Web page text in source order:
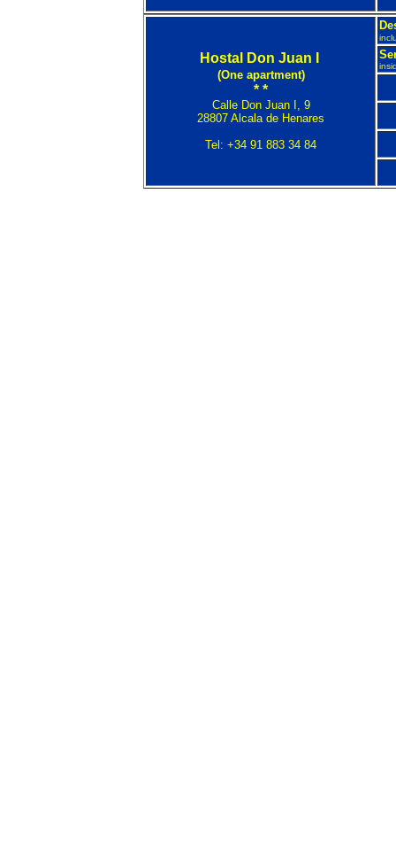
Hostal Don Juan I
(One apartment)
* *
Calle Don Juan I, 9
28807 Alcala de Henares
Tel: +34 91 883 34 84